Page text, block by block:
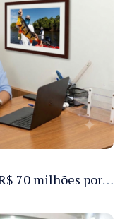
Pesca esportiva movimenta R$ 70 milhões por ano e ganha espaço na economia sustentável do Amazonas